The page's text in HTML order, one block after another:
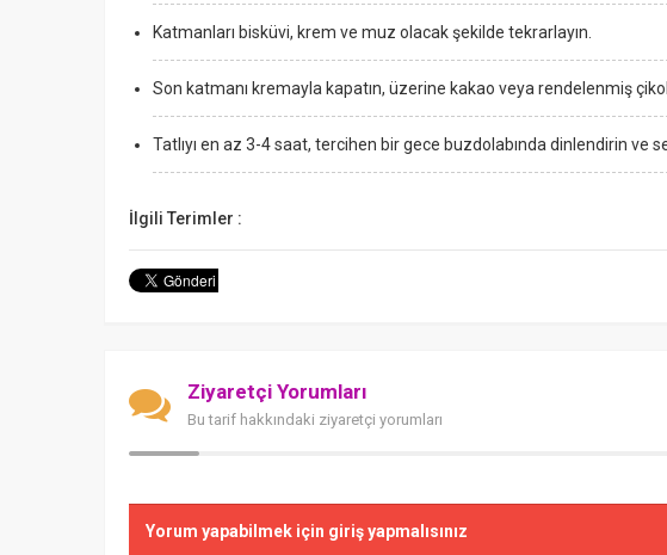
Katmanları bisküvi, krem ve muz olacak şekilde tekrarlayın.
Son katmanı kremayla kapatın, üzerine kakao veya rendelenmiş
Tatlıyı en az 3-4 saat, tercihen bir gece buzdolabında dinlendirin ve
İlgili Terimler :
Ziyaretçi Yorumları
Bu tarif hakkındaki ziyaretçi yorumları
Yorum yapabilmek için giriş yapmalısınız